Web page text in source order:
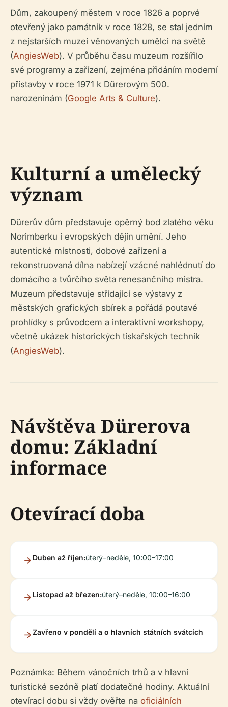
Dům, zakoupený městem v roce 1826 a poprvé
otevřený jako památník v roce 1828, se stal jedním
z nejstarších muzeí věnovaných umělci na světě
(AngiesWeb). V průběhu času muzeum rozšířilo
své programy a zařízení, zejména přidáním moderní
přístavby v roce 1971 k Dürerovým 500.
narozeninám (Google Arts & Culture).
Kulturní a umělecký
význam
Dürerův dům představuje opěrný bod zlatého věku
Norimberku i evropských dějin umění. Jeho
autentické místnosti, dobové zařízení a
rekonstruovaná dílna nabízejí vzácné nahlédnutí do
domácího a tvůrčího světa renesančního mistra.
Muzeum představuje střídající se výstavy z
městských grafických sbírek a pořádá poutavé
prohlídky s průvodcem a interaktivní workshopy,
včetně ukázek historických tiskařských technik
(AngiesWeb).
Návštěva Dürerova
domu: Základní
informace
Otevírací doba
Duben až říjen:úterý–neděle, 10:00–17:00
Listopad až březen:úterý–neděle, 10:00–16:00
Zavřeno v pondělí a o hlavních státních svátcích
Poznámka: Během vánočních trhů a v hlavní
turistické sezóně platí dodatečné hodiny. Aktuální
otevírací dobu si vždy ověřte na oficiálních